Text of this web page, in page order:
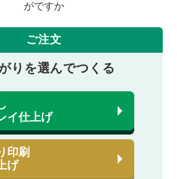
がですか
ご注文
りを選んでつくる
イ仕上げ
印刷
げ